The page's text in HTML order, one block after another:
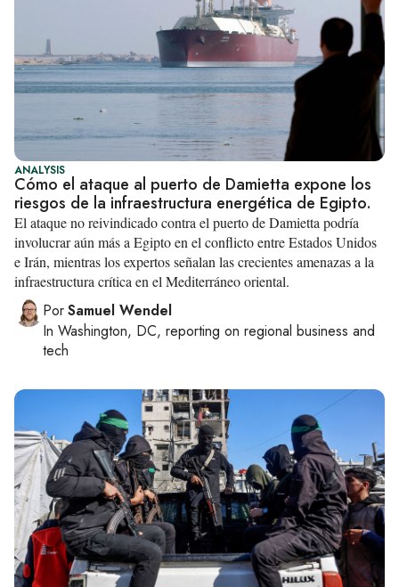
ANALYSIS
Cómo el ataque al puerto de Damietta expone los
riesgos de la infraestructura energética de Egipto.
El ataque no reivindicado contra el puerto de Damietta podría
involucrar aún más a Egipto en el conflicto entre Estados Unidos
e Irán, mientras los expertos señalan las crecientes amenazas a la
infraestructura crítica en el Mediterráneo oriental.
PorSamuel Wendel
In Washington, DC, reporting on regional business and
tech